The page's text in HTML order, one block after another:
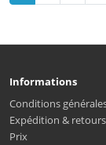
Informations
Conditions
Expédition & retours
Prix